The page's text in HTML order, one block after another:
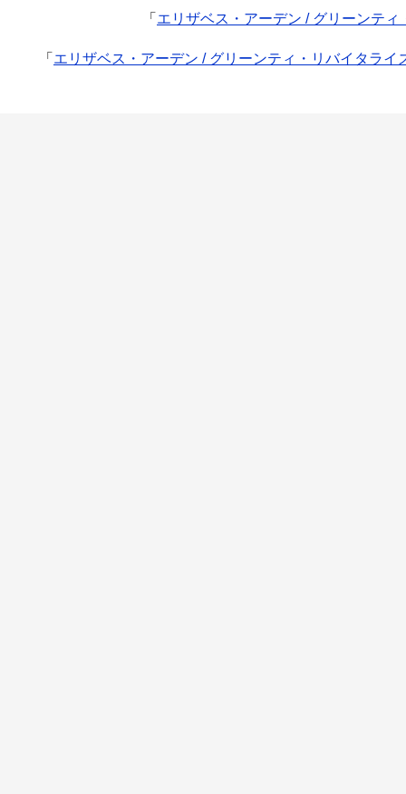
「 エリザベス・アーデン / グリーンテ
「 エリザベス・アーデン / グリーンティ・リバイタライ